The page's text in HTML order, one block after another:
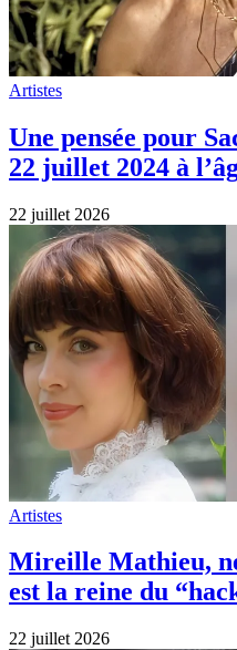
Artistes
Une pensée pour
22 juillet 2024 à
22 juillet 2026
Artistes
Mireille Mathieu,
est la reine du
22 juillet 2026